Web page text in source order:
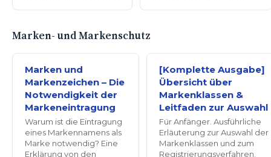
Marken- und Markenschutz
Marken und
Markenzeichen – Die
Notwendigkeit der
Markeneintragung
Warum ist die Eintragung
eines Markennamens als
Marke notwendig? Eine
Erklärung von den
[Komplette Ausgabe]
Übersicht über
Markenklassen &
Leitfaden zur Auswahl
Für Anfänger. Ausführliche
Erläuterung zur Auswahl der
Markenklassen und zum
Registrierungsverfahren.